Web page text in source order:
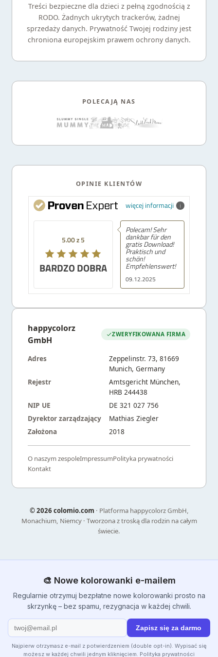
Treści bezpieczne dla dzieci z pełną zgodnością z
RODO. Żadnych ukrytych trackerów, żadnej
sprzedaży danych. Prywatność Twojej rodziny jest
chroniona europejskim prawem ochrony danych.
POLECAJĄ NAS
OPINIE KLIENTÓW
więcej informacji
5.00 z 5
BARDZO DOBRA
09.12.2025
Polecam! Sehr
dankbar für den
gratis Download!
Praktisch und
schön!
Empfehlenswert!
happycolorz
GmbH
ZWERYFIKOWANA FIRMA
Adres
Zeppelinstr. 73, 81669
Munich, Germany
Rejestr
Amtsgericht München,
HRB 244438
NIP UE
DE 321 027 756
Dyrektor zarządzający
Mathias Ziegler
Założona
2018
O naszym zespoleImpressumPolityka prywatności
Kontakt
©2026 colomio.com · Platforma happycolorz GmbH,
Monachium, Niemcy · Tworzona z troską dla rodzin na całym
świecie.
🎨 Nowe kolorowanki e-mailem
Regularnie otrzymuj bezpłatne nowe kolorowanki prosto na
skrzynkę – bez spamu, rezygnacja w każdej chwili.
Zapisz się za darmo
Najpierw otrzymasz e-mail z potwierdzeniem (double opt-in). Wypisać się
możesz w każdej chwili jednym kliknięciem. Polityka prywatności